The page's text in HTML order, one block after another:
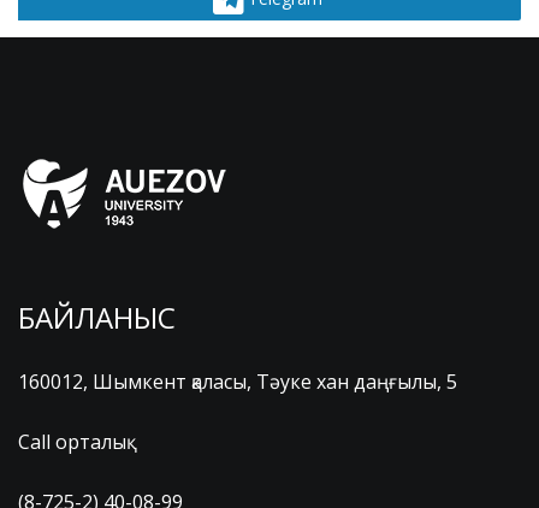
БАЙЛАНЫС
160012, Шымкент қаласы, Тәуке хан даңғылы, 5
Call орталық
(8-725-2) 40-08-99